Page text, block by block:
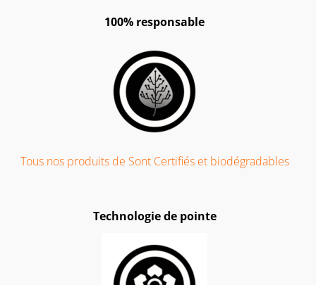
100% responsable
Tous nos produits de Sont Certifiés et biodégradables
Technologie de pointe